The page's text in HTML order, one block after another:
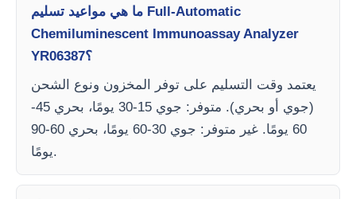
ما هي مواعيد تسليم Full-Automatic
Chemiluminescent Immunoassay Analyzer
YR06387؟
يعتمد وقت التسليم على توفر المخزون ونوع الشحن
(جوي أو بحري). متوفر: جوي 15-30 يومًا، بحري 45-
60 يومًا. غير متوفر: جوي 30-60 يومًا، بحري 60-90
يومًا.